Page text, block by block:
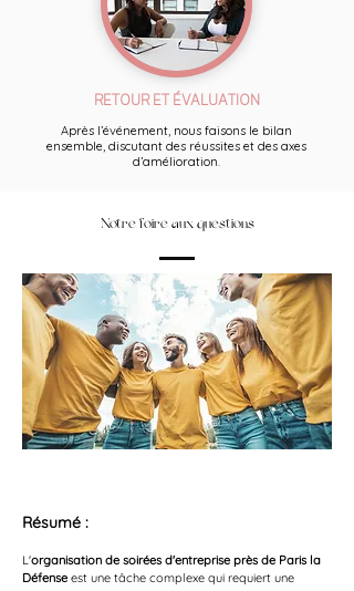
RETOUR ET ÉVALUATION
Après l’événement, nous faisons le bilan
ensemble, discutant des réussites et des axes
d’amélioration.
Notre foire aux questions
Résumé :
L'organisation de soirées d'entreprise près de Paris la
Défense est une tâche complexe qui requiert une